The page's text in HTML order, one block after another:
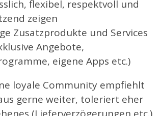
flexibel, respektvoll und
zeigen
Zusatzprodukte und Services
Angebote,
eigene Apps etc.)
loyale Community empfiehlt
gerne weiter, toleriert eher